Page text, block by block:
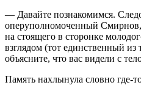
— Давайте познакомимся.
оперуполномоченный
на стоящего в сторонке
взглядом (тот единственный
объясните, что вас видели с
Память нахлынула словно где-